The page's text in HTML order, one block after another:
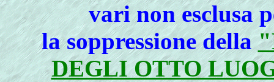
vari non esclusa
la soppressione della
DEGLI OTTO